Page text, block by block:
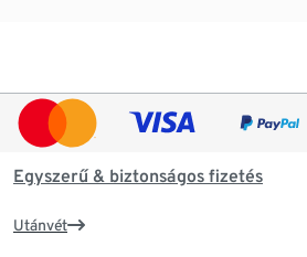
Egyszerű & biztonságos fizetés
Utánvét